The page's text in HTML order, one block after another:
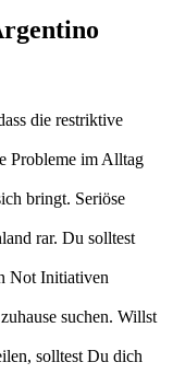
die restriktive
Probleme im Alltag
bringt. Seriöse
rar. Du solltest
Not Initiativen
suchen. Willst
solltest Du dich